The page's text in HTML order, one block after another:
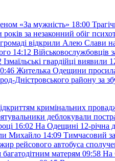
«За мужність» 18:00
за незаконний обіг
відкрили Алею Слави
14:12 Військовослужбовців
Ізмаїльські гвардійці
Жителька Одещини просила
Дністровського району за
кримінальних
деблокували
16:02 На Одещині 12-річна
Михайло 14:09 Тимчасовий
рейсового автобуса
багатодітним матерям 09:58 На